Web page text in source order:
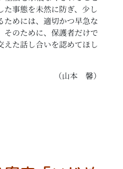
た事態を未然に防ぎ、少し
ためには、適切かつ早急な
そのために、保護者だけで
えた話し合いを認めてほし
（山本 馨）